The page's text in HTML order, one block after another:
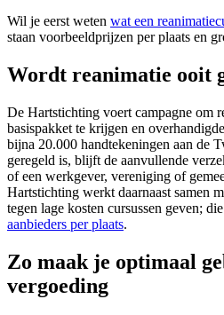
Wil je eerst weten wat een
staan voorbeeldprijzen per plaats en
Wordt reanimatie ooit
De Hartstichting voert campagne om
basispakket te krijgen en
bijna 20.000 handtekeningen aan de
geregeld is, blijft de aanvullende
of een werkgever, vereniging of
Hartstichting werkt daarnaast samen
tegen lage kosten cursussen geven;
aanbieders per plaats.
Zo maak je optimaal
vergoeding